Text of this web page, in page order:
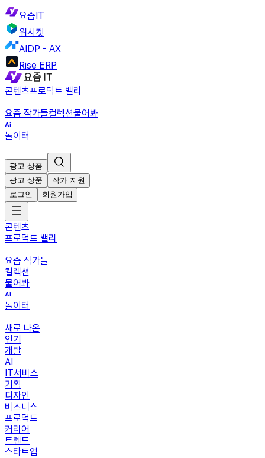
요즘IT
위시켓
AIDP - AX
Rise ERP
콘텐츠프로덕트 밸리
요즘 작가들컬렉션물어봐
놀이터
광고 상품
광고 상품
작가 지원
로그인
회원가입
콘텐츠
프로덕트 밸리
요즘 작가들
컬렉션
물어봐
놀이터
새로 나온
인기
개발
AI
IT서비스
기획
디자인
비즈니스
프로덕트
커리어
트렌드
스타트업